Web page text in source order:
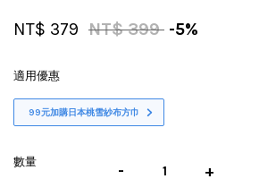
NT$ 379 NT$ 399 -5%
適用優惠
99元加購日本桃雪紗布方巾
數量 - +